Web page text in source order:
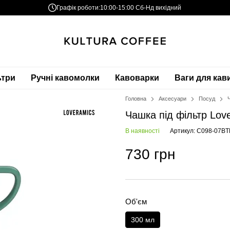
Графік роботи:10:00-15:00 Сб-Нд вихідний
Ручні кавомолки Кавоварки Ваги для
Головна Аксесуари Посуд
Чашка під фільтр
В наявності Артикул: C098-
730 грн
Об'єм
300 мл